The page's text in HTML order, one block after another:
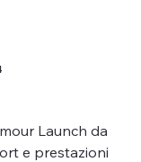
Launch da
e prestazioni